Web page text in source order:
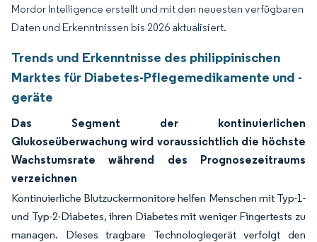
Mordor Intelligence erstellt und mit den neuesten verfügbaren
Daten und Erkenntnissen bis 2026 aktualisiert.
Trends und Erkenntnisse des philippinischen
Marktes für Diabetes-Pflegemedikamente und -
geräte
Das Segment der kontinuierlichen
Glukoseüberwachung wird voraussichtlich die höchste
Wachstumsrate während des Prognosezeitraums
verzeichnen
Kontinuierliche Blutzuckermonitore helfen Menschen mit Typ-1-
und Typ-2-Diabetes, ihren Diabetes mit weniger Fingertests zu
managen. Dieses tragbare Technologiegerät verfolgt den